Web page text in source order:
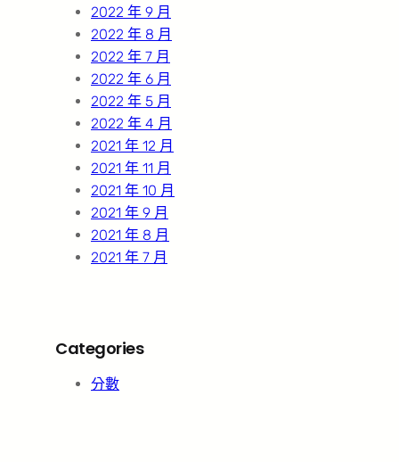
2022 年 9 月
2022 年 8 月
2022 年 7 月
2022 年 6 月
2022 年 5 月
2022 年 4 月
2021 年 12 月
2021 年 11 月
2021 年 10 月
2021 年 9 月
2021 年 8 月
2021 年 7 月
Categories
分數